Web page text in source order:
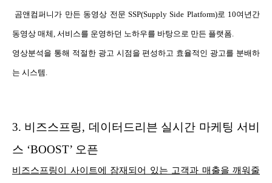
곰앤컴퍼니가 만든 동영상 전문 SSP(Supply Side Platform)로 10여년간
동영상 매체, 서비스를 운영하던 노하우를 바탕으로 만든 플랫폼.
영상분석을 통해 적절한 광고 시점을 편성하고 효율적인 광고를 분배하
는 시스템.
3. 비즈스프링, 데이터드리븐 실시간 마케팅 서비
스 ‘BOOST’ 오픈
비즈스프링이 사이트에 잠재되어 있는 고객과 매출을 깨워줄